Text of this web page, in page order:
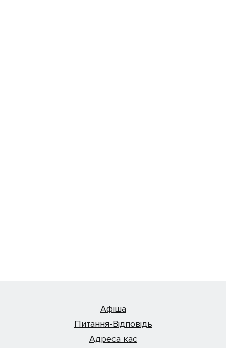
Афіша
Питання-Відповідь
Адреса кас